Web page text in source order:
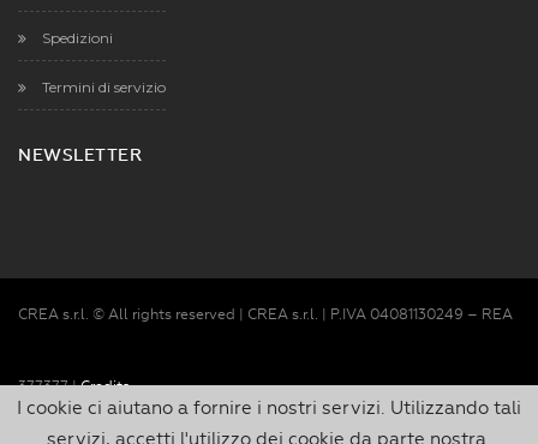
Spedizioni
Termini di servizio
NEWSLETTER
CREA s.r.l. © All rights reserved | CREA s.r.l. | P.IVA 04081130249 – REA
377377 |Credits
I cookie ci aiutano a fornire i nostri servizi. Utilizzando tali
servizi, accetti l'utilizzo dei cookie da parte nostra.